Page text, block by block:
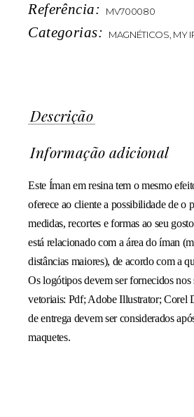
Referência: MV700080
Categorias: MAGNÉTICOS, MY
Descrição
Informação adicional
Este Íman em resina tem o mesmo
oferece ao cliente a possibilidade de o
medidas, recortes e formas ao seu
está relacionado com a área do íman
distâncias maiores), de acordo com a
Os logótipos devem ser fornecidos nos
vetoriais: Pdf; Adobe Illustrator; Corel
de entrega devem ser considerados
maquetes.